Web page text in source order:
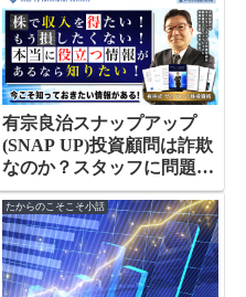
有宗良治スナップアップ
(SNAP UP)投資顧問は詐欺
なのか？スタッフに問題あ
り？
たからのこそこそ小話